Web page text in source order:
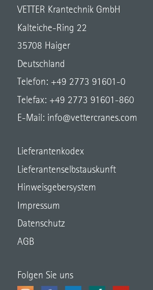
VETTER Krantechnik GmbH
Kalteiche-Ring 22
35708 Haiger
Deutschland
Telefon: +49 2773 91601-0
Telefax: +49 2773 91601-860
E-Mail: info@vettercranes.com
Lieferantenkodex
Lieferantenselbstauskunft
Hinweisgebersystem
Impressum
Datenschutz
AGB
Folgen Sie uns